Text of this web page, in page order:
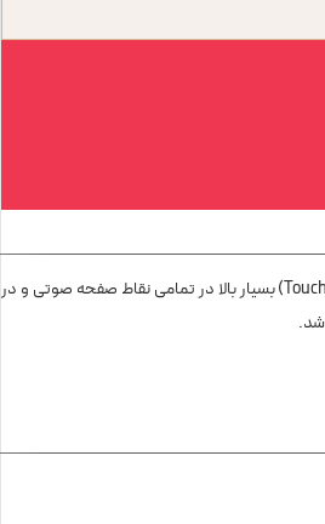
از ویژگی های این ساز صدا دهی (Touch) بسیار بالا در تمامی نقاط صفحه صوتی و در